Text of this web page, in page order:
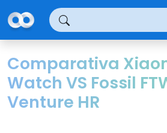
Comparativa
Watch VS Fossil
Venture HR
Panel de gestión de cookies